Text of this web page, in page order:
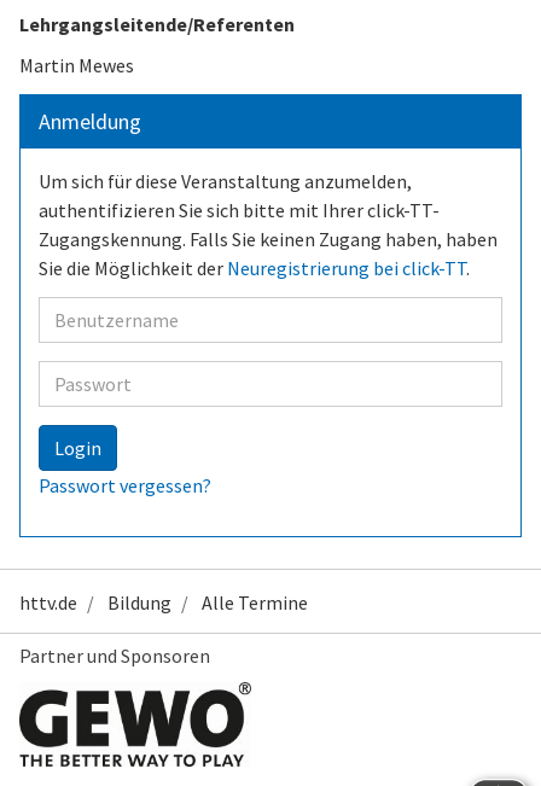
Lehrgangsleitende/Referenten
Martin Mewes
Anmeldung
Um sich für diese Veranstaltung anzumelden,
authentifizieren Sie sich bitte mit Ihrer click-TT-
Zugangskennung. Falls Sie keinen Zugang haben, haben
Sie die Möglichkeit der Neuregistrierung bei click-TT.
Benutzer
Passwort
Login
Passwort vergessen?
httv.de Bildung Alle Termine
Partner und Sponsoren